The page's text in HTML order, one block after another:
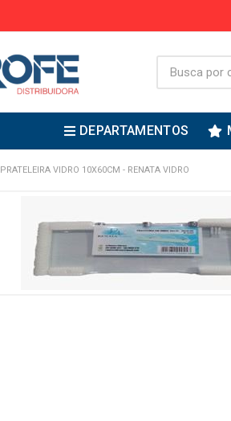
DEPARTAMENTOS
PRATELEIRA VIDRO 10X60CM - RENATA VIDRO